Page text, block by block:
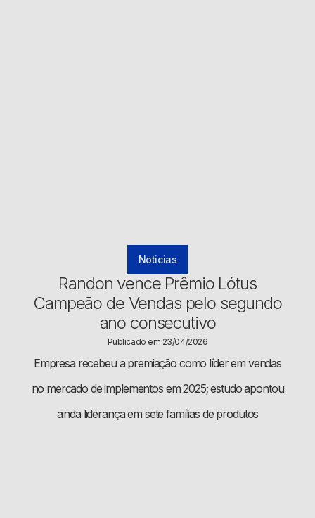
Noticias
Randon vence Prêmio Lótus
Campeão de Vendas pelo segundo
ano consecutivo
Publicado em 23/04/2026
Empresa recebeu a premiação como líder em vendas
no mercado de implementos em 2025; estudo apontou
ainda liderança em sete famílias de produtos